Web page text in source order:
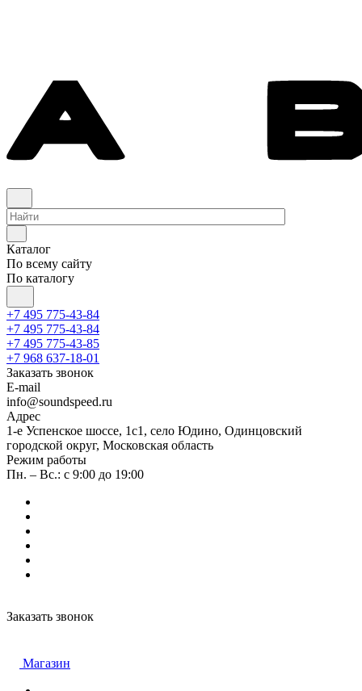
Каталог
По всему сайту
По каталогу
+7 495 775-43-84
+7 495 775-43-84
+7 495 775-43-85
+7 968 637-18-01
Заказать звонок
E-mail
info@soundspeed.ru
Адрес
1-е Успенское шоссе, 1с1, село Юдино, Одинцовский
городской округ, Московская область
Режим работы
Пн. – Вс.: с 9:00 до 19:00
Заказать звонок
Магазин